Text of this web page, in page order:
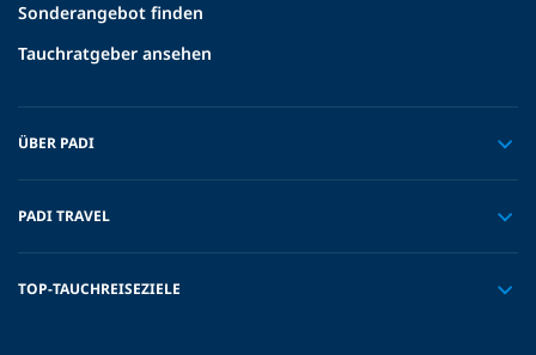
Sonderangebot finden
Tauchratgeber ansehen
ÜBER PADI
PADI TRAVEL
TOP-TAUCHREISEZIELE